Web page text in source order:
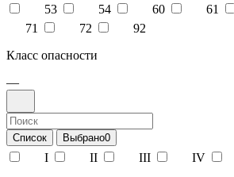
53
54 60 61
71
72
92
Класс опасности
—
Список Выбрано0
I II III IV